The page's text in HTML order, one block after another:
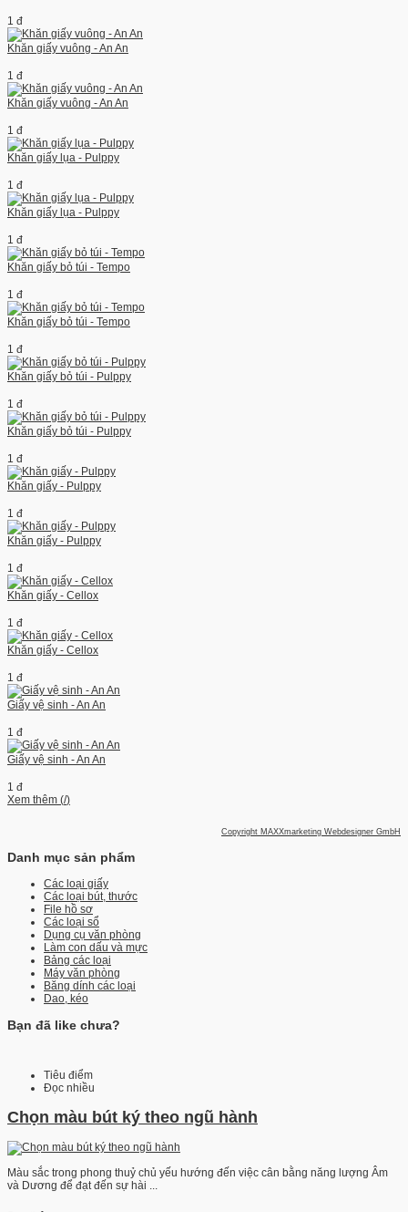
1 đ
Khăn giấy vuông - An An
1 đ
Khăn giấy vuông - An An
1 đ
Khăn giấy lụa - Pulppy
1 đ
Khăn giấy lụa - Pulppy
1 đ
Khăn giấy bỏ túi - Tempo
1 đ
Khăn giấy bỏ túi - Tempo
1 đ
Khăn giấy bỏ túi - Pulppy
1 đ
Khăn giấy bỏ túi - Pulppy
1 đ
Khăn giấy - Pulppy
1 đ
Khăn giấy - Pulppy
1 đ
Khăn giấy - Cellox
1 đ
Khăn giấy - Cellox
1 đ
Giấy vệ sinh - An An
1 đ
Giấy vệ sinh - An An
1 đ
Xem thêm (/)
Copyright MAXXmarketing Webdesigner GmbH
Danh mục sản phẩm
Các loại giấy
Các loại bút, thước
File hồ sơ
Các loại sổ
Dụng cụ văn phòng
Làm con dấu và mực
Bảng các loại
Máy văn phòng
Băng dính các loại
Dao, kéo
Bạn đã like chưa?
Tiêu điểm
Đọc nhiều
Chọn màu bút ký theo ngũ hành
Màu sắc trong phong thuỷ chủ yếu hướng đến việc cân bằng năng lượng Âm
và Dương để đạt đến sự hài ...